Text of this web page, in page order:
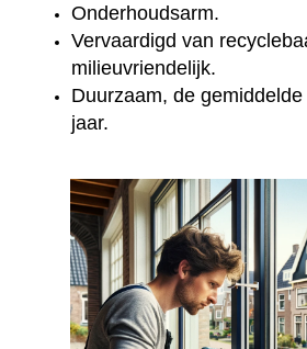
Onderhoudsarm.
Vervaardigd van
milieuvriendelijk.
Duurzaam, de
jaar.